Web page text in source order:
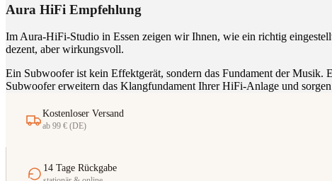
Aura HiFi Empfehlung
Im Aura-HiFi-Studio in Essen zeigen wir Ihnen, wie ein richtig
dezent, aber wirkungsvoll.
Ein Subwoofer ist kein Effektgerät, sondern das Fundament der
Subwoofer erweitern das Klangfundament Ihrer HiFi-Anlage und
Kostenloser Versand
ab 99 € (DE)
14 Tage Rückgabe